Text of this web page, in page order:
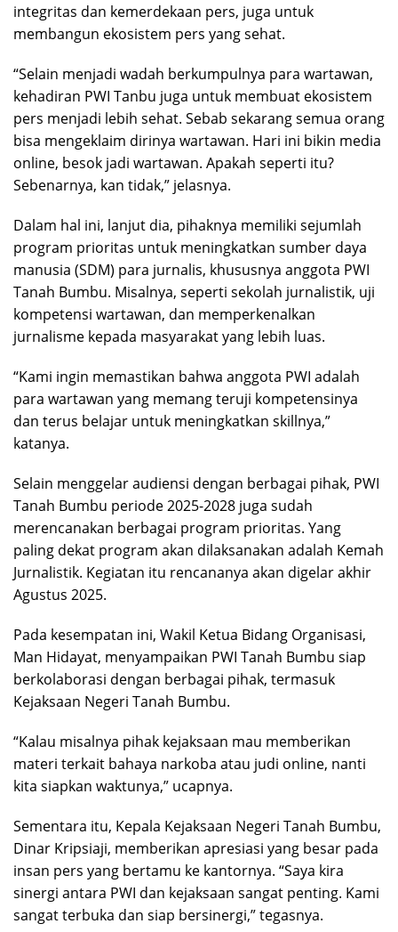
integritas dan kemerdekaan pers, juga untuk
membangun ekosistem pers yang sehat.
“Selain menjadi wadah berkumpulnya para wartawan,
kehadiran PWI Tanbu juga untuk membuat ekosistem
pers menjadi lebih sehat. Sebab sekarang semua orang
bisa mengeklaim dirinya wartawan. Hari ini bikin media
online, besok jadi wartawan. Apakah seperti itu?
Sebenarnya, kan tidak,” jelasnya.
Dalam hal ini, lanjut dia, pihaknya memiliki sejumlah
program prioritas untuk meningkatkan sumber daya
manusia (SDM) para jurnalis, khususnya anggota PWI
Tanah Bumbu. Misalnya, seperti sekolah jurnalistik, uji
kompetensi wartawan, dan memperkenalkan
jurnalisme kepada masyarakat yang lebih luas.
“Kami ingin memastikan bahwa anggota PWI adalah
para wartawan yang memang teruji kompetensinya
dan terus belajar untuk meningkatkan skillnya,”
katanya.
Selain menggelar audiensi dengan berbagai pihak, PWI
Tanah Bumbu periode 2025-2028 juga sudah
merencanakan berbagai program prioritas. Yang
paling dekat program akan dilaksanakan adalah Kemah
Jurnalistik. Kegiatan itu rencananya akan digelar akhir
Agustus 2025.
Pada kesempatan ini, Wakil Ketua Bidang Organisasi,
Man Hidayat, menyampaikan PWI Tanah Bumbu siap
berkolaborasi dengan berbagai pihak, termasuk
Kejaksaan Negeri Tanah Bumbu.
“Kalau misalnya pihak kejaksaan mau memberikan
materi terkait bahaya narkoba atau judi online, nanti
kita siapkan waktunya,” ucapnya.
Sementara itu, Kepala Kejaksaan Negeri Tanah Bumbu,
Dinar Kripsiaji, memberikan apresiasi yang besar pada
insan pers yang bertamu ke kantornya. “Saya kira
sinergi antara PWI dan kejaksaan sangat penting. Kami
sangat terbuka dan siap bersinergi,” tegasnya.